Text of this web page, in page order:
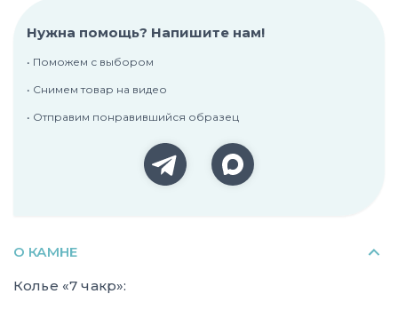
Нужна помощь? Напишите нам!
• Поможем с выбором
• Снимем товар на видео
• Отправим понравившийся образец
О КАМНЕ
Колье «7 чакр»: